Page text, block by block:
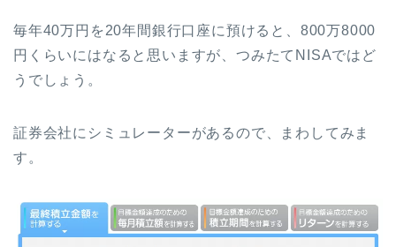
毎年40万円を20年間銀行口座に預けると、800万8000
円くらいにはなると思いますが、つみたてNISAではど
うでしょう。
証券会社にシミュレーターがあるので、まわしてみま
す。